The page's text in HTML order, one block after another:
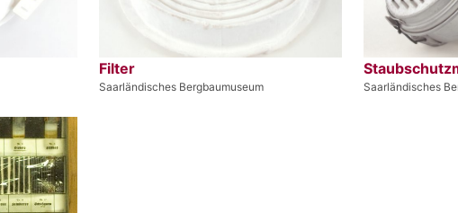
Filter
Saarländisches Bergbaumuseum Saarländisches